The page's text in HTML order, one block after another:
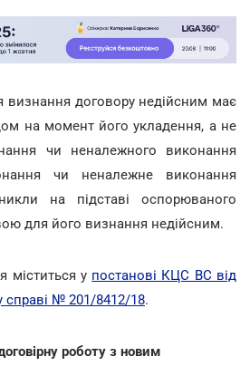
визнання договору недійсним має
на момент його укладення, а не
чи неналежного виконання
чи неналежне виконання
на підставі оспорюваного
для його визнання недійсним.
міститься у постанові КЦС ВС від
справі № 201/8412/18.
роботу з новим